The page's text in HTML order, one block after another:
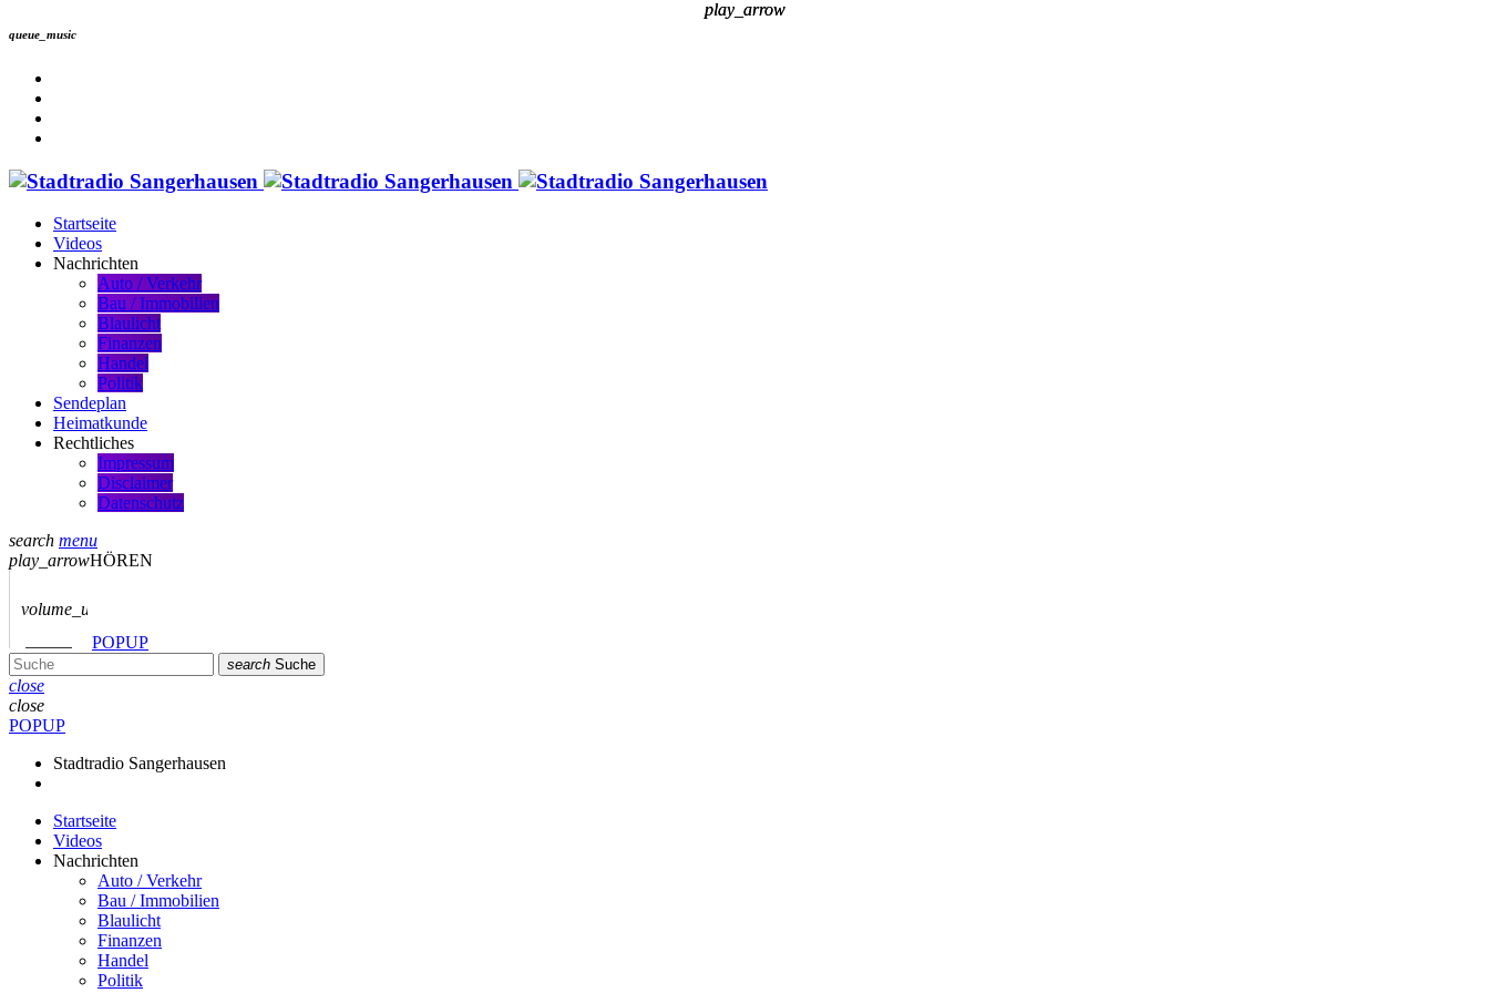
queue_music
Startseite
Videos
Nachrichten
Auto / Verkehr
Bau / Immobilien
Blaulicht
Finanzen
Handel
Politik
Sendeplan
Heimatkunde
Rechtliches
Impressum
Disclaimer
Datenschutz
search menu
play_arrowHÖREN
volume_up
POPUP
search Suche
close
close
POPUP
play_arrow
Stadtradio Sangerhausen
Startseite
Videos
Nachrichten
Auto / Verkehr
Bau / Immobilien
Blaulicht
Finanzen
Handel
Politik
play_arrow